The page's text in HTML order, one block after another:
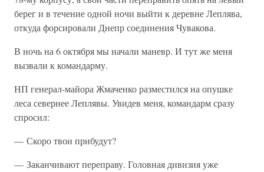
берег и в течение одной ночи выйти к деревне Леплява,
откуда форсировали Днепр соединения Чувакова.
В ночь на 6 октября мы начали маневр. И тут же меня
вызвали к командарму.
НП генерал-майора Жмаченко разместился на опушке
леса севернее Леплявы. Увидев меня, командарм сразу
спросил:
— Скоро твои прибудут?
— Заканчивают переправу. Головная дивизия уже